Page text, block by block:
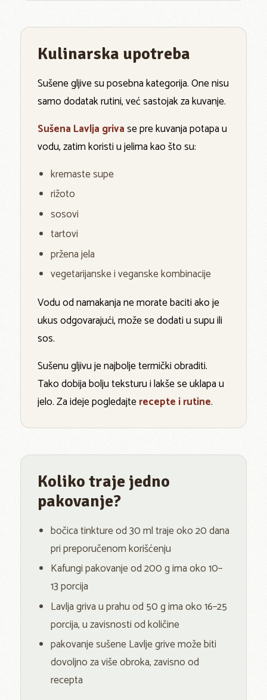
Kulinarska upotreba
Sušene gljive su posebna kategorija. One nisu
samo dodatak rutini, već sastojak za kuvanje.
Sušena Lavlja grivase pre kuvanja potapa u
vodu, zatim koristi u jelima kao što su:
kremaste supe
rižoto
sosovi
tartovi
pržena jela
vegetarijanske i veganske kombinacije
Vodu od namakanja ne morate baciti ako je
ukus odgovarajući, može se dodati u supu ili
sos.
Sušenu gljivu je najbolje termički obraditi.
Tako dobija bolju teksturu i lakše se uklapa u
jelo. Za ideje pogledajterecepte i rutine.
Koliko traje jedno
pakovanje?
bočica tinkture od 30 ml traje oko 20 dana
pri preporučenom korišćenju
Kafungi pakovanje od 200 g ima oko 10–
13 porcija
Lavlja griva u prahu od 50 g ima oko 16–25
porcija, u zavisnosti od količine
pakovanje sušene Lavlje grive može biti
dovoljno za više obroka, zavisno od
recepta